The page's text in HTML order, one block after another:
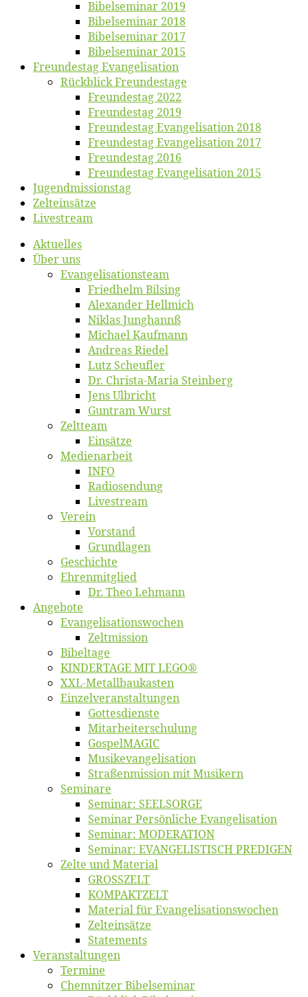
Bi­bel­se­mi­nar 2019
Bi­bel­se­mi­nar 2018
Bibelsemi­nar 2017
Bibelsemi­nar 2015
Freun­des­tag Evangelisation
Rück­blick Freundestage
Freun­des­tag 2022
Freun­des­tag 2019
Freun­des­tag Evan­ge­li­sa­ti­on 2018
Freun­des­tag Evan­ge­li­sa­ti­on 2017
Freun­des­tag 2016
Freun­des­tag Evan­ge­li­sa­ti­on 2015
Jugend­mis­sions­tag
Zelt­ein­sät­ze
Live­stream
Ak­tu­el­les
Über uns
Evangelisa­tions­team
Fried­helm Bilsing
Alex­an­der Hellmich
Ni­klas Junghannß
Mi­cha­el Kaufmann
An­dre­as Riedel
Lutz Scheuf­ler
Dr. Chris­­ta-Ma­ria Steinberg
Jens Ulb­richt
Gun­tram Wurst
Zelt­team
Ein­sät­ze
Me­di­en­ar­beit
INFO
Ra­dio­sen­dung
Live­stream
Ver­ein
Vor­stand
Grund­la­gen
Ge­schich­te
Eh­ren­mit­glied
Dr. Theo Lehmann
An­ge­bo­te
Evangelisa­tions­wo­chen
Zelt­mis­si­on
Bi­bel­ta­ge
KINDERTAGE MIT LEGO®
XXL-Me­­tal­l­­bau­­kas­­ten
Einzelver­an­stal­tungen
Got­tes­diens­te
Mitarbeiter­schulung
Gos­pel­MA­GIC
Musikevan­ge­li­sa­tion
Straßenmis­sion mit Musikern
Se­mi­na­re
Se­mi­nar: SEELSORGE
Se­mi­nar Per­sön­li­che Evangelisation
Se­mi­nar: MODERATION
Se­mi­nar: EVANGELISTISCH PREDIGEN
Zel­te und Material
GROSSZELT
KOMPAKTZELT
Ma­te­ri­al für Evangelisationswochen
Zelt­ein­sät­ze
State­ments
Ver­an­stal­tun­gen
Ter­mi­ne
Chemnit­zer Bibelseminar